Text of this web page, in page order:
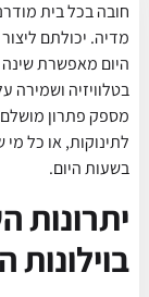
חובה בכל בית
מדיה. יכולתם
היום מאפשרת שינה
בטלוויזיה ושמירה
מספק פתרון
לתינוקות, או כל
בשעות היום.
יתרונות